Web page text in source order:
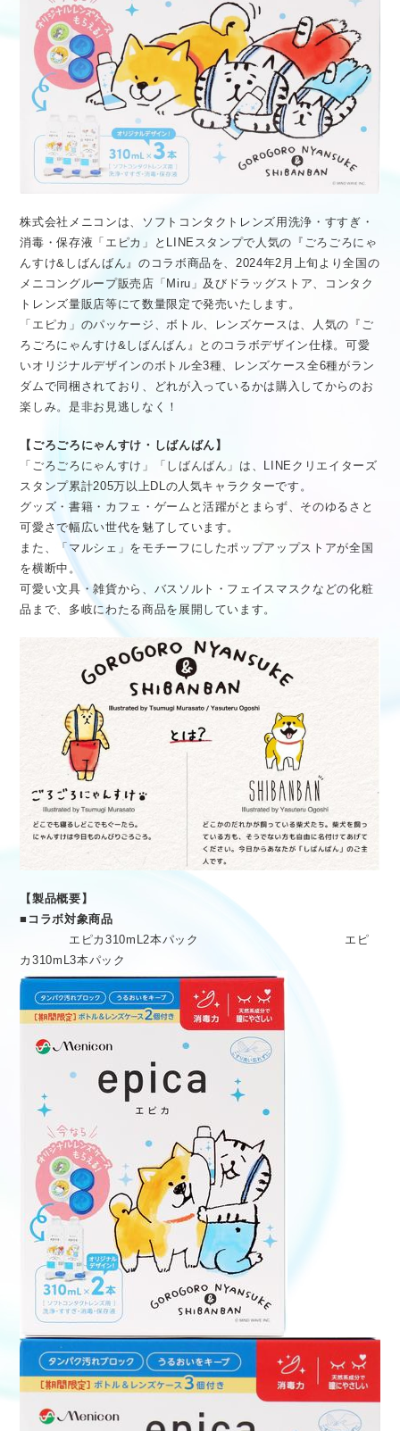
株式会社メニコンは、ソフトコンタクトレンズ用洗浄・すすぎ・
消毒・保存液「エピカ」とLINEスタンプで人気の『ごろごろにゃ
んすけ&しばんばん』のコラボ商品を、2024年2月上旬より全国の
メニコングループ販売店「Miru」及びドラッグストア、コンタク
トレンズ量販店等にて数量限定で発売いたします。
「エピカ」のパッケージ、ボトル、レンズケースは、人気の『ご
ろごろにゃんすけ&しばんばん』とのコラボデザイン仕様。可愛
いオリジナルデザインのボトル全3種、レンズケース全6種がラン
ダムで同梱されており、どれが入っているかは購入してからのお
楽しみ。是非お見逃しなく！
【ごろごろにゃんすけ・しばんばん】
「ごろごろにゃんすけ」「しばんばん」は、LINEクリエイターズ
スタンプ累計205万以上DLの人気キャラクターです。
グッズ・書籍・カフェ・ゲームと活躍がとまらず、そのゆるさと
可愛さで幅広い世代を魅了しています。
また、「マルシェ」をモチーフにしたポップアップストアが全国
を横断中。
可愛い文具・雑貨から、バスソルト・フェイスマスクなどの化粧
品まで、多岐にわたる商品を展開しています。
【製品概要】
■コラボ対象商品
エピカ310mL2本パック エピ
カ310mL3本パック